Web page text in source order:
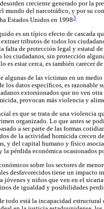
creciente generado por la
mundo del narcotráfico, y por su
Estados Unidos en 19983.
es un típico efecto de cascada
extraer tributos de todos los
falta de protección legal y estatal
los ciudadanos, sin protección
es estar cerca, es también carecer
algunas de las víctimas en un
los datos específicos, es razonable
extorsionados que no ven
provocan más violencia y
es que se trata de una violencia
organizado. Lo que antes se
a ser parte de las formas
de la actividad homicida crecen
y del capital humano y físico
la pérdida económica ocasionados
sobre los sectores de
desfavorecidos tiene un impacto
jóvenes y niños que ven en el
de igualdad y posibilidades
todo está la incapacidad